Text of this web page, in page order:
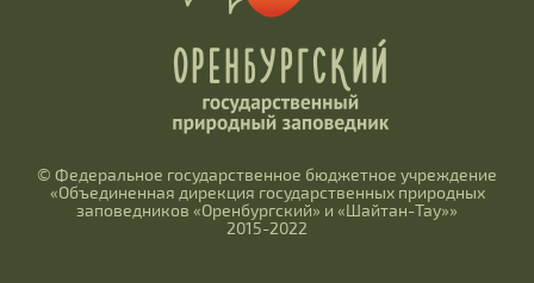
© Федеральное государственное бюджетное учреждение
«Объединенная дирекция государственных природных
заповедников «Оренбургский» и «Шайтан-Тау»»
2015-2022